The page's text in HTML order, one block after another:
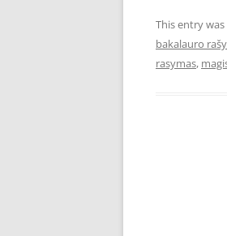
This entry
bakalauro
rasymas,